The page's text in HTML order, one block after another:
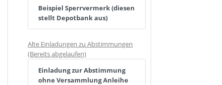
Beispiel Sperrvermerk (diesen
stellt Depotbank aus)
Alte Einladungen zu Abstimmungen
(Bereits abgelaufen)
Einladung zur Abstimmung
ohne Versammlung Anleihe